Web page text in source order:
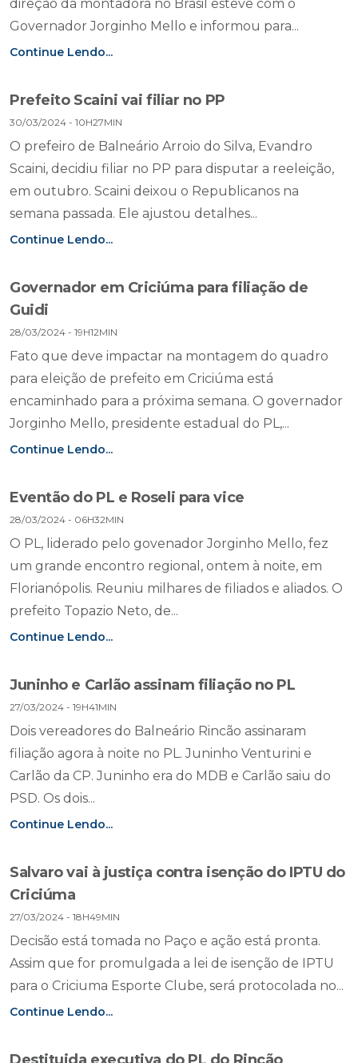
direção da montadora no Brasil esteve com o
Governador Jorginho Mello e informou para...
Continue Lendo...
Prefeito Scaini vai filiar no PP
30/03/2024 - 10H27MIN
O prefeiro de Balneário Arroio do Silva, Evandro
Scaini, decidiu filiar no PP para disputar a reeleição,
em outubro. Scaini deixou o Republicanos na
semana passada. Ele ajustou detalhes...
Continue Lendo...
Governador em Criciúma para filiação de
Guidi
28/03/2024 - 19H12MIN
Fato que deve impactar na montagem do quadro
para eleição de prefeito em Criciúma está
encaminhado para a próxima semana. O governador
Jorginho Mello, presidente estadual do PL,...
Continue Lendo...
Eventão do PL e Roseli para vice
28/03/2024 - 06H32MIN
O PL, liderado pelo govenador Jorginho Mello, fez
um grande encontro regional, ontem à noite, em
Florianópolis. Reuniu milhares de filiados e aliados. O
prefeito Topazio Neto, de...
Continue Lendo...
Juninho e Carlão assinam filiação no PL
27/03/2024 - 19H41MIN
Dois vereadores do Balneário Rincão assinaram
filiação agora à noite no PL. Juninho Venturini e
Carlão da CP. Juninho era do MDB e Carlão saiu do
PSD. Os dois...
Continue Lendo...
Salvaro vai à justiça contra isenção do IPTU do
Criciúma
27/03/2024 - 18H49MIN
Decisão está tomada no Paço e ação está pronta.
Assim que for promulgada a lei de isenção de IPTU
para o Criciuma Esporte Clube, será protocolada no...
Continue Lendo...